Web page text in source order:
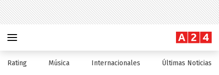
Rating Música Internacionales Últimas Noticias